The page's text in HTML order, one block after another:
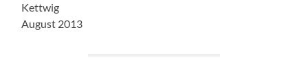
Kettwig
August 2013